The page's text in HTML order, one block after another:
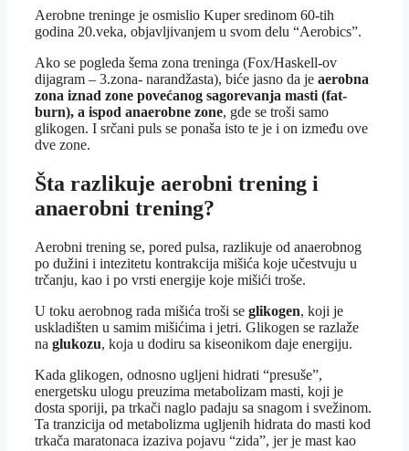
Aerobne treninge je osmislio Kuper sredinom 60-tih
godina 20.veka, objavljivanjem u svom delu “Aerobics”.
Ako se pogleda šema zona treninga (Fox/Haskell-ov
dijagram – 3.zona- narandžasta), biće jasno da je aerobna
zona iznad zone povećanog sagorevanja masti (fat-
burn), a ispod anaerobne zone, gde se troši samo
glikogen. I srčani puls se ponaša isto te je i on između ove
dve zone.
Šta razlikuje aerobni trening i
anaerobni trening?
Aerobni trening se, pored pulsa, razlikuje od anaerobnog
po dužini i intezitetu kontrakcija mišića koje učestvuju u
trčanju, kao i po vrsti energije koje mišići troše.
U toku aerobnog rada mišića troši se glikogen, koji je
uskladišten u samim mišićima i jetri. Glikogen se razlaže
na glukozu, koja u dodiru sa kiseonikom daje energiju.
Kada glikogen, odnosno ugljeni hidrati “presuše”,
energetsku ulogu preuzima metabolizam masti, koji je
dosta sporiji, pa trkači naglo padaju sa snagom i svežinom.
Ta tranzicija od metabolizma ugljenih hidrata do masti kod
trkača maratonaca izaziva pojavu “zida”, jer je mast kao